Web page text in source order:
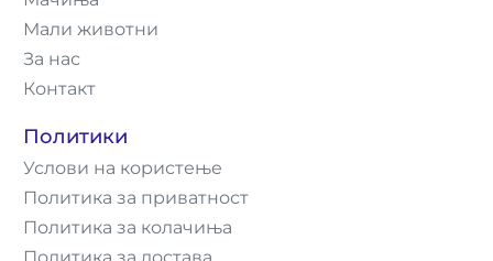
Мали животни
За нас
Контакт
Политики
Услови на користење
Политика за приватност
Политика за колачиња
Политика за достава